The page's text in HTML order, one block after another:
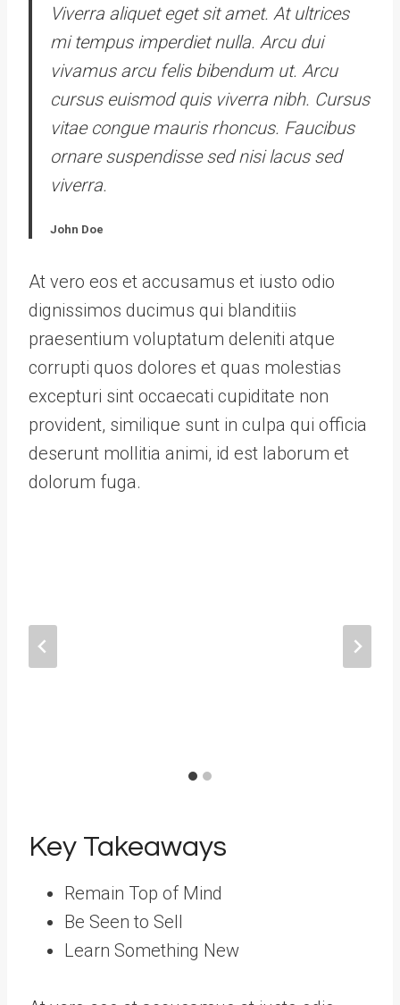
Viverra aliquet eget sit amet. At ultrices
mi tempus imperdiet nulla. Arcu dui
vivamus arcu felis bibendum ut. Arcu
cursus euismod quis viverra nibh. Cursus
vitae congue mauris rhoncus. Faucibus
ornare suspendisse sed nisi lacus sed
viverra.
John Doe
At vero eos et accusamus et iusto odio
dignissimos ducimus qui blanditiis
praesentium voluptatum deleniti atque
corrupti quos dolores et quas molestias
excepturi sint occaecati cupiditate non
provident, similique sunt in culpa qui officia
deserunt mollitia animi, id est laborum et
dolorum fuga.
Key Takeaways
Remain Top of Mind
Be Seen to Sell
Learn Something New